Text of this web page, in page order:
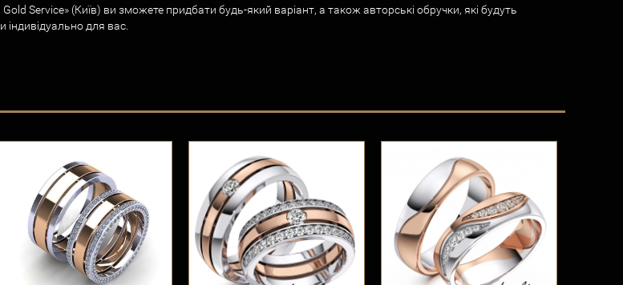
Gold Service» (Київ) ви зможете придбати будь-який варіант, а також авторські обручки, які будуть
для вас.